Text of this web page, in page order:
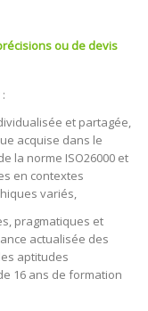
ou de devis
et partagée,
acquise dans le
la norme ISO26000 et
en contextes
variés,
pragmatiques et
actualisée des
aptitudes
16 ans de formation